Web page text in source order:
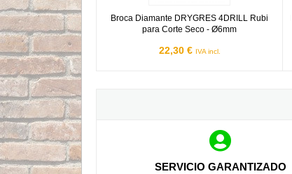
Broca Diamante DRYGRES 4DRILL Rubi
para Corte Seco - Ø6mm
22,30 € IVA incl.
SERVICIO GARANTIZADO